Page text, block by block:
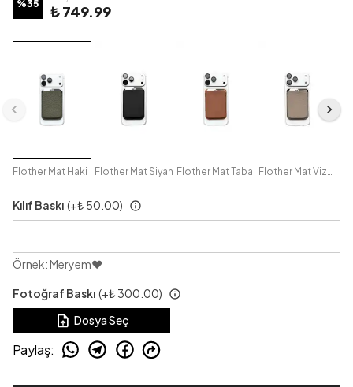
%35 ₺ 749.99
Flother Mat Haki Flother Mat Siyah Flother Mat Taba Flother Mat Vizon
Kılıf Baskı (+₺ 50.00)
Örnek: Meryem♥
Fotoğraf Baskı (+₺ 300.00)
Dosya Seç
Paylaş: